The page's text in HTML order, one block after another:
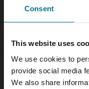
Consent
This website uses
We use cookies to
provide social media
We also share